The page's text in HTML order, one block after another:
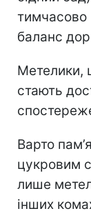
тимчасово
баланс
Метелики,
стають
Варто
цукровим
лише
інших